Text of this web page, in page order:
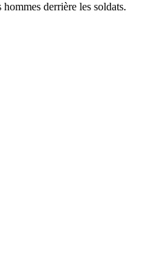
derrière les soldats.